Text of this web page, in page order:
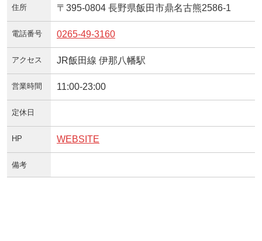
住所 〒395-0804 長野県飯田市鼎名古熊2586-1
電話番号 0265-49-3160
アクセス JR飯田線 伊那八幡駅
営業時間 11:00-23:00
定休日
HP WEBSITE
備考